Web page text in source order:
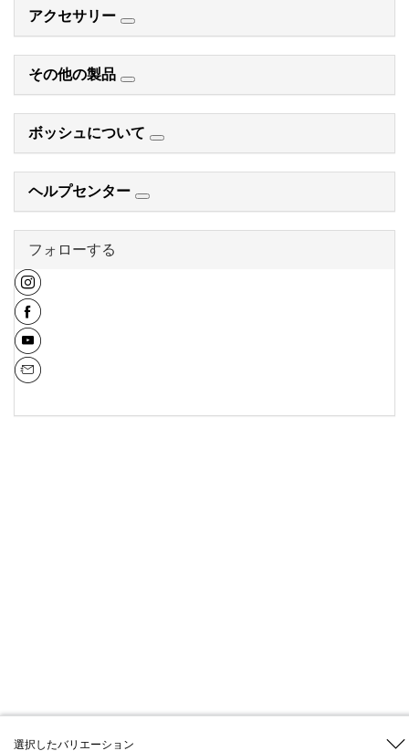
選択したバリエーション
アクセサリー
その他の製品
ボッシュについて
ヘルプセンター
フォローする